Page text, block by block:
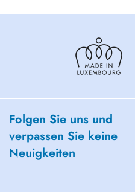
Folgen Sie uns und
verpassen Sie keine
Neuigkeiten